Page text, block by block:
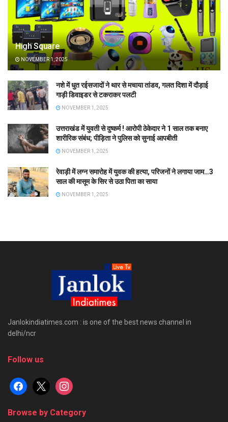
High Square
NOVEMBER 1, 2025
नशे में धुत रईसजादों ने थार से मचाया तांडव, गलत दिशा में दौड़ाई
गाड़ी डिवाइडर से टकराकर पलटी
NOVEMBER 1, 2025
उत्तराखंड में युवती से दुष्कर्म ! आरोपी ठेकेदार ने 1 साल तक बनाए
शारीरिक संबंध; पीड़िता ने पुलिस को सुनाई आपबीती
NOVEMBER 1, 2025
रेवाड़ी में लग्न समारोह में युवक की हत्या, परिजनों ने लगाया जाम…3
साल की मासूम के सिर से उठा पिता का साया
NOVEMBER 1, 2025
Janlokindiatimes.com : is one of the best news channel in
delhi/ncr
Follow us
facebook
x instagram
Browse by Category